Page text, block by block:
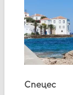
Спецес